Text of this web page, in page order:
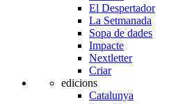
El Despertador
La Setmanada
Sopa de dades
Impacte
Nextletter
Criar
edicions
Catalunya